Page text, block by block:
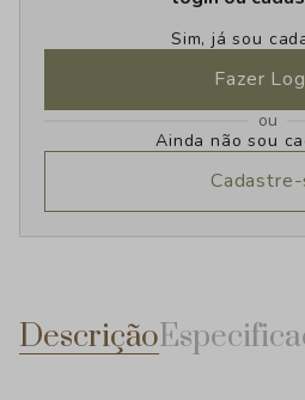
Sim, já sou
Fazer
ou
Ainda não sou
Descrição